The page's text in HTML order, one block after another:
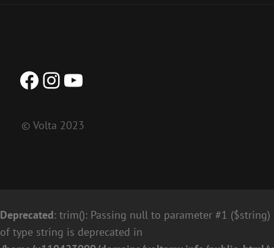
Facebook
Instagram
YouTube
© Volta 2023
Deprecated: trim(): Passing null to parameter #1 ($string)
of type string is deprecated in